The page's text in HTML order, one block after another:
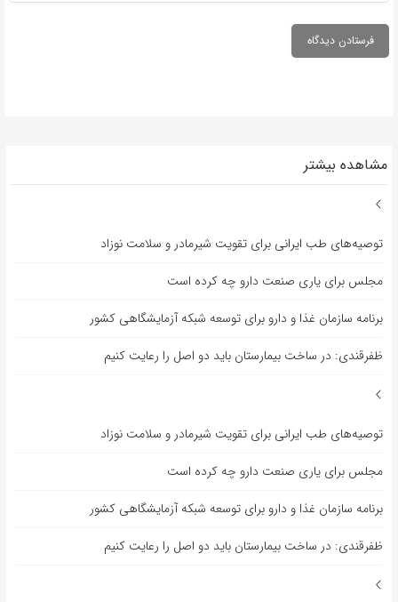
مشاهده بیشتر
توصیه‌های طب ایرانی برای تقویت شیرمادر و سلامت نوزاد
مجلس برای یاری صنعت دارو چه کرده است
برنامه سازمان غذا و دارو برای توسعه شبکه آزمایشگاهی کشور
ظفرقندی: در ساخت بیمارستان باید دو اصل را رعایت کنیم
توصیه‌های طب ایرانی برای تقویت شیرمادر و سلامت نوزاد
مجلس برای یاری صنعت دارو چه کرده است
برنامه سازمان غذا و دارو برای توسعه شبکه آزمایشگاهی کشور
ظفرقندی: در ساخت بیمارستان باید دو اصل را رعایت کنیم